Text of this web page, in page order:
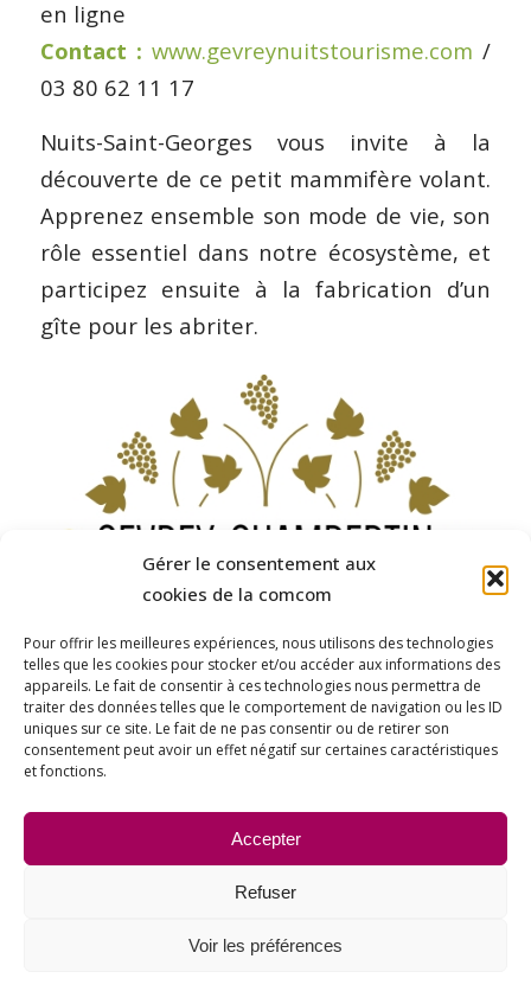
Gérer le consentement aux
cookies de la comcom
Pour offrir les meilleures expériences, nous utilisons des technologies
telles que les cookies pour stocker et/ou accéder aux informations des
appareils. Le fait de consentir à ces technologies nous permettra de
traiter des données telles que le comportement de navigation ou les ID
uniques sur ce site. Le fait de ne pas consentir ou de retirer son
consentement peut avoir un effet négatif sur certaines caractéristiques
et fonctions.
Accepter
Refuser
Voir les préférences
en ligne
Contact : www.gevreynuitstourisme.com /
03 80 62 11 17
Nuits-Saint-Georges vous invite à la
découverte de ce petit mammifère volant.
Apprenez ensemble son mode de vie, son
rôle essentiel dans notre écosystème, et
participez ensuite à la fabrication d’un
gîte pour les abriter.